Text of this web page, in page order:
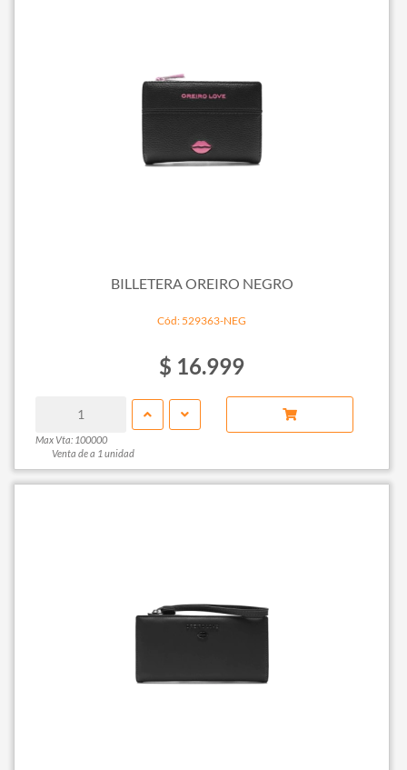
BILLETERA OREIRO NEGRO
Cód: 529363-NEG
$ 16.999
Max Vta: 100000
Venta de a 1 unidad